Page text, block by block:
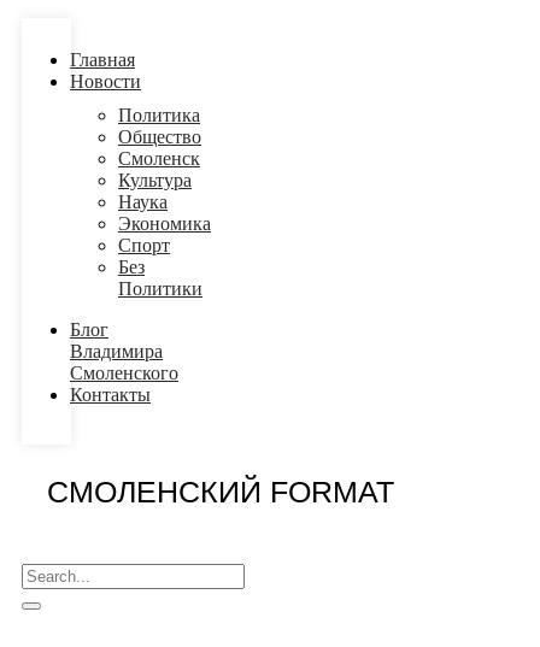
Главная
Новости
Политика
Общество
Смоленск
Культура
Наука
Экономика
Спорт
Без
Политики
Блог
Владимира
Смоленского
Контакты
СМОЛЕНСКИЙ FORMAT